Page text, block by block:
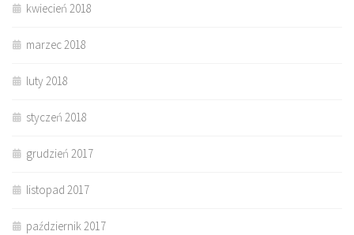
kwiecień 2018
marzec 2018
luty 2018
styczeń 2018
grudzień 2017
listopad 2017
październik 2017